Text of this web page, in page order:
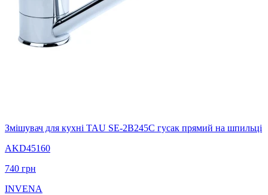
Змішувач для кухні TAU SE-2B245C гусак прямий на шпильці
AKD45160
740 грн
INVENA